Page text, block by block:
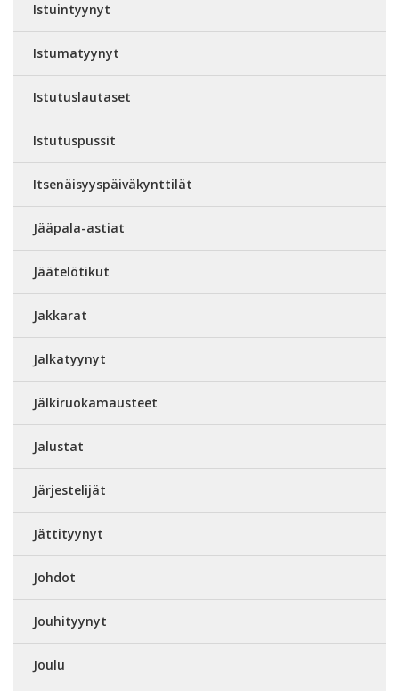
Istuintyynyt
Istumatyynyt
Istutuslautaset
Istutuspussit
Itsenäisyyspäiväkynttilät
Jääpala-astiat
Jäätelötikut
Jakkarat
Jalkatyynyt
Jälkiruokamausteet
Jalustat
Järjestelijät
Jättityynyt
Johdot
Jouhityynyt
Joulu